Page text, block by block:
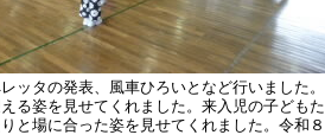
ッタの発表、風車ひろいとなど行いました。
る姿を見せてくれました。来入児の子どもた
と場に合った姿を見せてくれました。令和８